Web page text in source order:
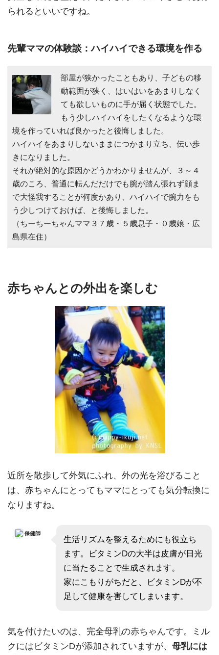
られるといいですね。
先輩ママの体験談：ハイハイできる環境を作る
部屋が狭かったこともあり、子どもの移
動範囲が狭く、はいはいをあまりしなく
ても欲しいものに手が届く状態でした。
もう少しハイハイをしたくなるような環
境を作っていれば良かったと後悔しました。
ハイハイをあまりしないままにつかまり立ち、伝い歩
きになりました。
それが絶対的な原因かどうかわかりませんが、３～４
歳のころ、普通に転んだだけでも腕が踏ん張れず顔ま
で大怪我することが何度かあり、ハイハイで腕力をも
う少しつけておけば、と後悔しました。
（ちーちーちゃんママ３７歳・５歳息子・０歳娘・広
島県在住）
赤ちゃんとの外出を楽しむ
近所を散歩して外気にふれ、外の光を浴びること
は、赤ちゃんにとってもママにとっても気分転換に
なりますね。
保健師
生活リズムを整えるためにも役立ち
ます。ビタミンDの大半は皮膚が日光
に当たることで生成されます。
家にこもりがちだと、ビタミンDが不
足して健康を害してしまいます。
気を付けたいのは、完全母乳の赤ちゃんです。ミル
クにはビタミンDが添加されていますが、 母乳には